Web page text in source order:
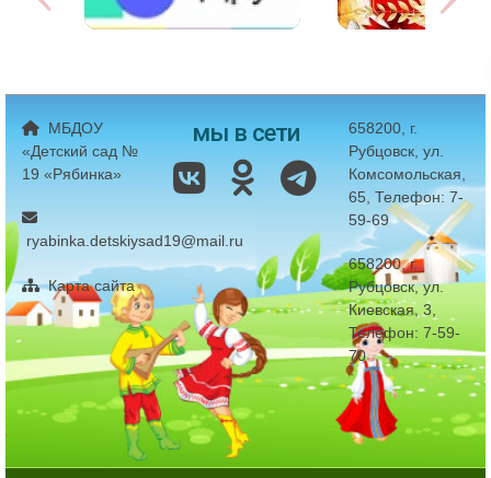
МБДОУ
«Детский сад №
19 «Рябинка»
ryabinka.detskiysad19@mail.ru
Карта сайта
мы в сети
658200, г.
Рубцовск, ул.
Комсомольская,
65, Телефон: 7-
59-69
658200, г.
Рубцовск, ул.
Киевская, 3,
Телефон: 7-59-
70